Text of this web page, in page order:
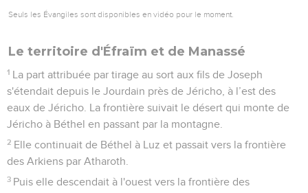
Seuls les Évangiles sont disponibles en vidéo pour le moment.
Le territoire d'Éfraïm et de Manassé
1 La part attribuée par tirage au sort aux fils de Joseph
s'étendait depuis le Jourdain près de Jéricho, à l’est des
eaux de Jéricho. La frontière suivait le désert qui monte de
Jéricho à Béthel en passant par la montagne.
2 Elle continuait de Béthel à Luz et passait vers la frontière
des Arkiens par Atharoth.
3 Puis elle descendait à l'ouest vers la frontière des